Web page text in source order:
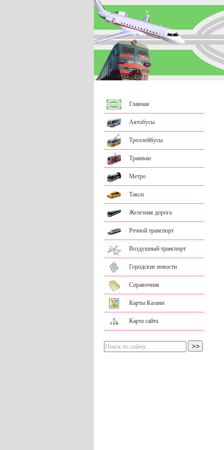
Главная
Автобусы
Троллейбусы
Трамваи
Метро
Такси
Железная дорога
Речной транспорт
Воздушный транспорт
Городские новости
Справочная
Карты Казани
Карта сайта